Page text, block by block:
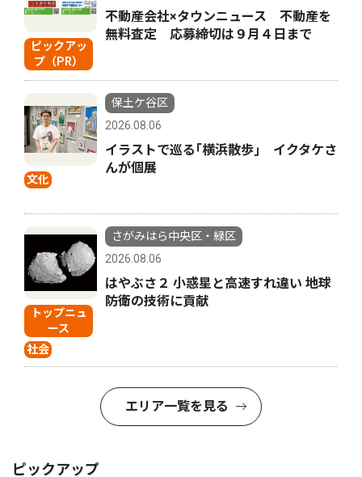
ピックアッ
プ（PR）
不動産会社×タウンニュース 不動産を
無料査定 応募締切は９月４日まで
文化
保土ケ谷区
2026.08.06
イラストで巡る｢横浜散歩｣ イクタケさ
んが個展
トップニュ
ース
社会
さがみはら中央区・緑区
2026.08.06
はやぶさ２ 小惑星と高速すれ違い 地球
防衛の技術に貢献
エリア一覧を見る
ピックアップ